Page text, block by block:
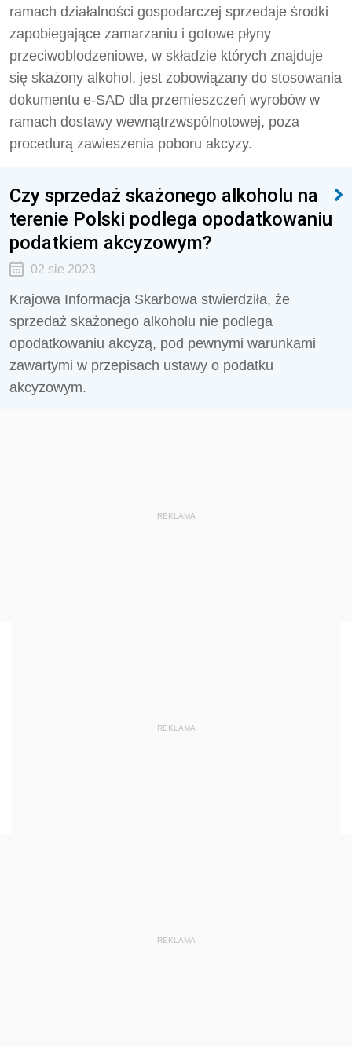
ramach działalności gospodarczej sprzedaje środki
zapobiegające zamarzaniu i gotowe płyny
przeciwoblodzeniowe, w składzie których znajduje
się skażony alkohol, jest zobowiązany do stosowania
dokumentu e-SAD dla przemieszczeń wyrobów w
ramach dostawy wewnątrzwspólnotowej, poza
procedurą zawieszenia poboru akcyzy.
Czy sprzedaż skażonego alkoholu na
terenie Polski podlega opodatkowaniu
podatkiem akcyzowym?
02 sie 2023
Krajowa Informacja Skarbowa stwierdziła, że
sprzedaż skażonego alkoholu nie podlega
opodatkowaniu akcyzą, pod pewnymi warunkami
zawartymi w przepisach ustawy o podatku
akcyzowym.
REKLAMA
REKLAMA
REKLAMA